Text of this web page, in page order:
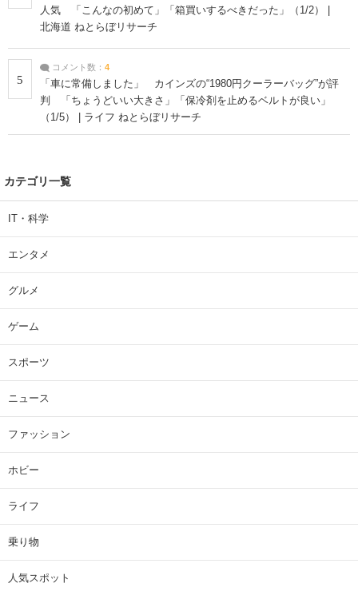
人気 「こんなの初めて」「箱買いするべきだった」（1/2） |
北海道 ねとらぼリサーチ
5
コメント数： 4
「車に常備しました」 カインズの“1980円クーラーバッグ”が評
判 「ちょうどいい大きさ」「保冷剤を止めるベルトが良い」
（1/5） | ライフ ねとらぼリサーチ
カテゴリ一覧
IT・科学
エンタメ
グルメ
ゲーム
スポーツ
ニュース
ファッション
ホビー
ライフ
乗り物
人気スポット